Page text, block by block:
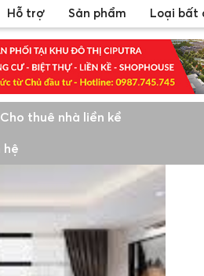
Hỗ trợ Sản phẩm Loại bất
Cho thuê nhà liền kề
hệ